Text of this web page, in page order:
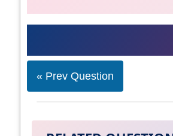
« Prev Question